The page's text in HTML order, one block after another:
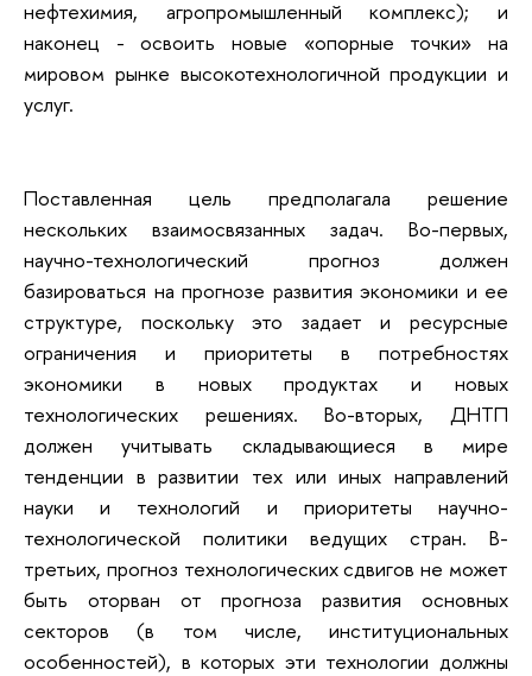
нефтехимия, агропромышленный комплекс); и
наконец - освоить новые «опорные точки» на
мировом рынке высокотехнологичной продукции и
услуг.
Поставленная цель предполагала решение
нескольких взаимосвязанных задач. Во-первых,
научно-технологический прогноз должен
базироваться на прогнозе развития экономики и ее
структуре, поскольку это задает и ресурсные
ограничения и приоритеты в потребностях
экономики в новых продуктах и новых
технологических решениях. Во-вторых, ДНТП
должен учитывать складывающиеся в мире
тенденции в развитии тех или иных направлений
науки и технологий и приоритеты научно-
технологической политики ведущих стран. В-
третьих, прогноз технологических сдвигов не может
быть оторван от прогноза развития основных
секторов (в том числе, институциональных
особенностей), в которых эти технологии должны